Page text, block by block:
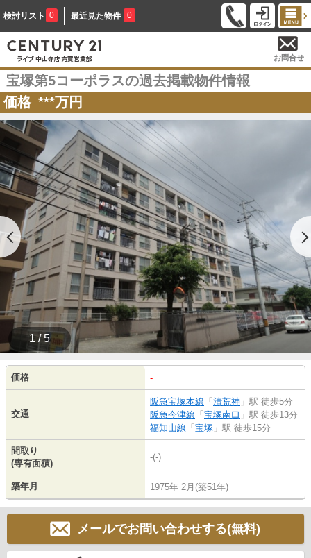
検討リスト 0 最近見た物件 0
お問合せ
宝塚第5コーポラスの過去掲載物件情報
価格 ***万円
1 / 5
価格 -
交通
阪急宝塚本線 「 清荒神 」駅 徒歩5分
阪急今津線 「 宝塚南口 」駅 徒歩13分
福知山線 「 宝塚 」駅 徒歩15分
間取り
(専有面積)
-(-)
築年月 1975年 2月(築51年)
メールでお問い合わせする(無料)